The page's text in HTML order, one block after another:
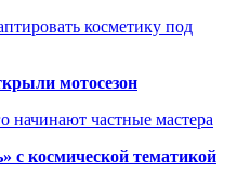
косметику под
мотосезон
начинают частные мастера
с космической тематикой